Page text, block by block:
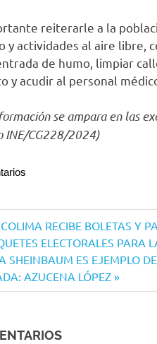
reiterarle a la
y actividades al aire libre,
de humo, limpiar
y acudir al personal
se ampara en las
INE/CG228/2024)
RECIBE BOLETAS Y
ELECTORALES PARA
SHEINBAUM ES EJEMPLO
AZUCENA LÓPEZ